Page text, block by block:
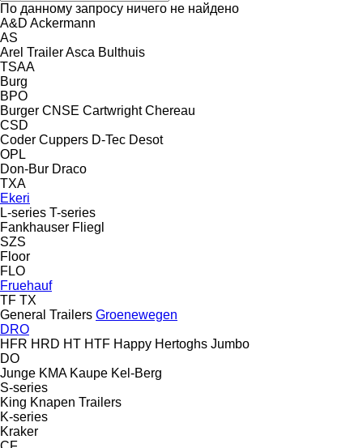
По данному запросу ничего не найдено
A&D Ackermann
AS
Arel TrailerAsca Bulthuis
TSAA
Burg
BPO
Burger CNSE Cartwright Chereau
CSD
Coder Cuppers D-Tec Desot
OPL
Don-Bur Draco
TXA
Ekeri
L-series T-series
Fankhauser Fliegl
SZS
Floor
FLO
Fruehauf
TF TX
General Trailers Groenewegen
DRO
HFR HRD HT HTF Happy Hertoghs Jumbo
DO
Junge KMA Kaupe Kel-Berg
S-series
King Knapen Trailers
K-series
Kraker